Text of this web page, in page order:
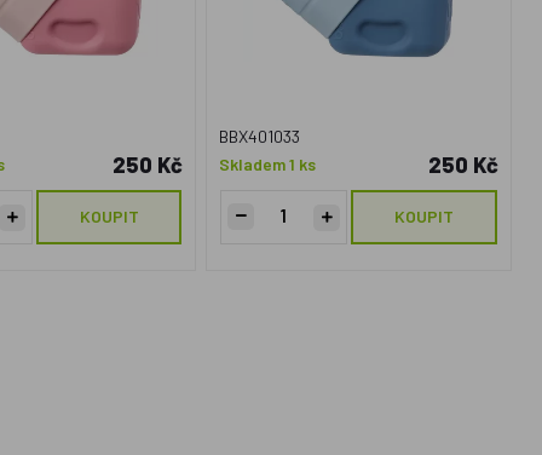
250 Kč
KOUPIT
BBX401033
Skladem 1 ks
250 Kč
KOUPIT